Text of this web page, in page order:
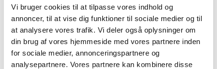
Vi bruger cookies til at tilpasse vores indhold og
annoncer, til at vise dig funktioner til sociale medier og til
at analysere vores trafik. Vi deler også oplysninger om
din brug af vores hjemmeside med vores partnere inden
for sociale medier, annonceringspartnere og
analysepartnere. Vores partnere kan kombinere disse
fagretlige system – uden ekstra omkostninger.
Udbudsovervågning:Oplysning om udbud og
licitationer.
GarantiordningenRen Garanti